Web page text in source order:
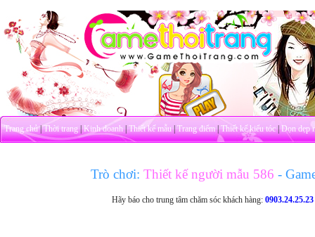
Trang chủ|Thời trang|Kinh doanh|Thiết kế mẫu|Trang điểm|Thiết kế kiểu tóc|Dọn dẹp
Trò chơi: Thiết kế người mẫu 586 -
Hãy báo cho trung tâm chăm sóc khách hàng:0903.24.25.23